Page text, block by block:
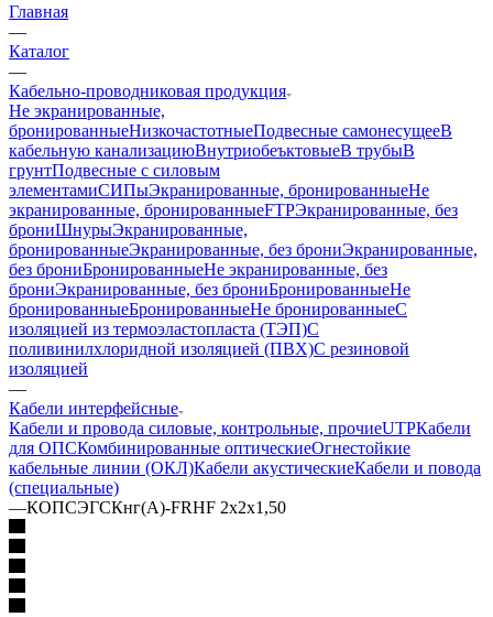
Главная
—
Каталог
—
Кабельно-проводниковая продукция
Не экранированные,
бронированныеНизкочастотныеПодвесные самонесущееВ
кабельную канализациюВнутриобеъктовыеВ трубыВ
грунтПодвесные с силовым
элементамиСИПыЭкранированные, бронированныеНе
экранированные, бронированныеFTPЭкранированные, без
брониШнурыЭкранированные,
бронированныеЭкранированные, без брониЭкранированные,
без брониБронированныеНе экранированные, без
брониЭкранированные, без брониБронированныеНе
бронированныеБронированныеНе бронированныеС
изоляцией из термоэластопласта (ТЭП)С
поливинилхлоридной изоляцией (ПВХ)С резиновой
изоляцией
—
Кабели интерфейсные
Кабели и провода силовые, контрольные, прочиеUTPКабели
для ОПСКомбинированные оптическиеОгнестойкие
кабельные линии (ОКЛ)Кабели акустическиеКабели и повода
(специальные)
—КОПСЭГСКнг(А)-FRHF 2х2х1,50